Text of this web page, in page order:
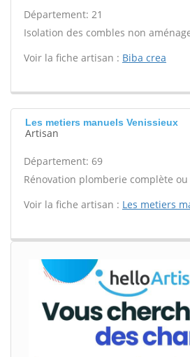
Département: 21
Isolation des combles non
Voir la fiche artisan : Biba crea
Les metiers manuels Venissieux
Artisan
Département: 69
Rénovation plomberie complète
Voir la fiche artisan : Les metiers